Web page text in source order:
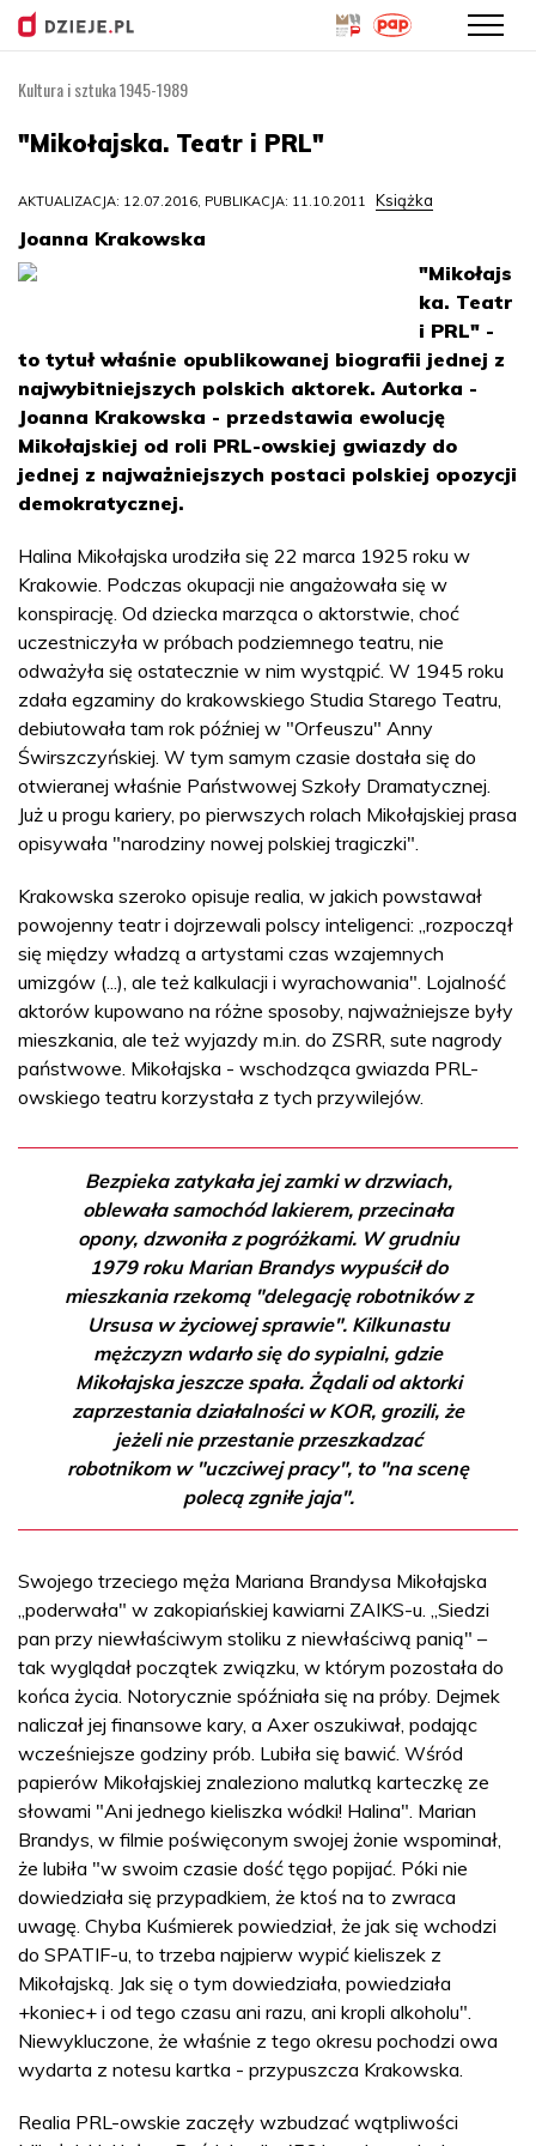
treści
Kultura i sztuka 1945-1989
"Mikołajska. Teatr i PRL"
AKTUALIZACJA: 12.07.2016, PUBLIKACJA: 11.10.2011 Książka
Joanna Krakowska
"Mikołajs
ka. Teatr
i PRL" -
to tytuł właśnie opublikowanej biografii jednej z
najwybitniejszych polskich aktorek. Autorka -
Joanna Krakowska - przedstawia ewolucję
Mikołajskiej od roli PRL-owskiej gwiazdy do
jednej z najważniejszych postaci polskiej opozycji
demokratycznej.
Halina Mikołajska urodziła się 22 marca 1925 roku w
Krakowie. Podczas okupacji nie angażowała się w
konspirację. Od dziecka marząca o aktorstwie, choć
uczestniczyła w próbach podziemnego teatru, nie
odważyła się ostatecznie w nim wystąpić. W 1945 roku
zdała egzaminy do krakowskiego Studia Starego Teatru,
debiutowała tam rok później w "Orfeuszu" Anny
Świrszczyńskiej. W tym samym czasie dostała się do
otwieranej właśnie Państwowej Szkoły Dramatycznej.
Już u progu kariery, po pierwszych rolach Mikołajskiej prasa
opisywała "narodziny nowej polskiej tragiczki".
Krakowska szeroko opisuje realia, w jakich powstawał
powojenny teatr i dojrzewali polscy inteligenci: „rozpoczął
się między władzą a artystami czas wzajemnych
umizgów (...), ale też kalkulacji i wyrachowania". Lojalność
aktorów kupowano na różne sposoby, najważniejsze były
mieszkania, ale też wyjazdy m.in. do ZSRR, sute nagrody
państwowe. Mikołajska - wschodząca gwiazda PRL-
owskiego teatru korzystała z tych przywilejów.
Bezpieka zatykała jej zamki w drzwiach,
oblewała samochód lakierem, przecinała
opony, dzwoniła z pogróżkami. W grudniu
1979 roku Marian Brandys wypuścił do
mieszkania rzekomą "delegację robotników z
Ursusa w życiowej sprawie". Kilkunastu
mężczyzn wdarło się do sypialni, gdzie
Mikołajska jeszcze spała. Żądali od aktorki
zaprzestania działalności w KOR, grozili, że
jeżeli nie przestanie przeszkadzać
robotnikom w "uczciwej pracy", to "na scenę
polecą zgniłe jaja".
Swojego trzeciego męża Mariana Brandysa Mikołajska
„poderwała" w zakopiańskiej kawiarni ZAIKS-u. „Siedzi
pan przy niewłaściwym stoliku z niewłaściwą panią" –
tak wyglądał początek związku, w którym pozostała do
końca życia. Notorycznie spóźniała się na próby. Dejmek
naliczał jej finansowe kary, a Axer oszukiwał, podając
wcześniejsze godziny prób. Lubiła się bawić. Wśród
papierów Mikołajskiej znaleziono malutką karteczkę ze
słowami "Ani jednego kieliszka wódki! Halina". Marian
Brandys, w filmie poświęconym swojej żonie wspominał,
że lubiła "w swoim czasie dość tęgo popijać. Póki nie
dowiedziała się przypadkiem, że ktoś na to zwraca
uwagę. Chyba Kuśmierek powiedział, że jak się wchodzi
do SPATIF-u, to trzeba najpierw wypić kieliszek z
Mikołajską. Jak się o tym dowiedziała, powiedziała
+koniec+ i od tego czasu ani razu, ani kropli alkoholu".
Niewykluczone, że właśnie z tego okresu pochodzi owa
wydarta z notesu kartka - przypuszcza Krakowska.
Realia PRL-owskie zaczęły wzbudzać wątpliwości